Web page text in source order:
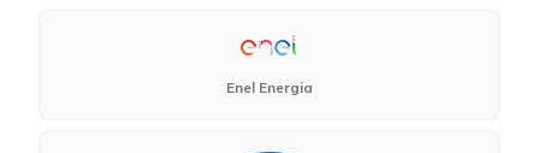
Enel Energia